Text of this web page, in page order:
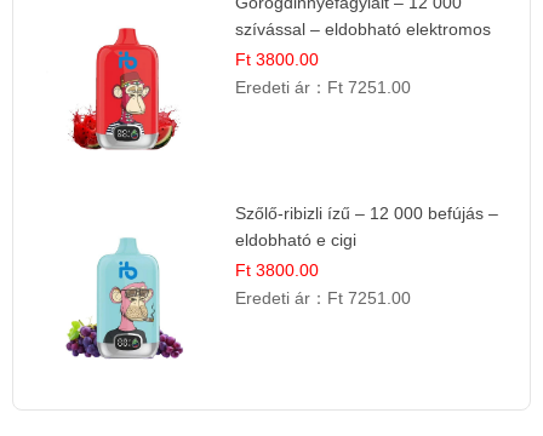
szívással – eldobható elektromos
cigi
Ft 3800.00
Eredeti ár： Ft 7251.00
Szőlő-ribizli ízű – 12 000 befújás –
eldobható e cigi
Ft 3800.00
Eredeti ár： Ft 7251.00